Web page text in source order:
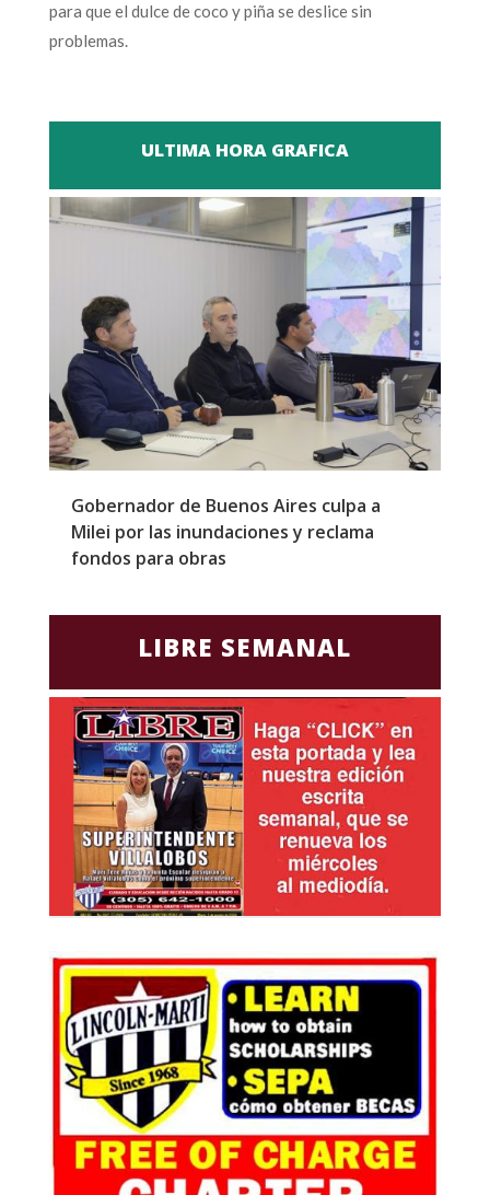
para que el dulce de coco y piña se deslice sin
problemas.
ULTIMA HORA GRAFICA
Gobernador de Buenos Aires culpa a
Milei por las inundaciones y reclama
fondos para obras
LIBRE SEMANAL